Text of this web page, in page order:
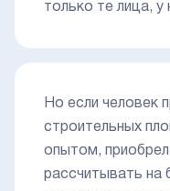
только те лица,
Но если человек
строительных
опытом,
рассчитывать на